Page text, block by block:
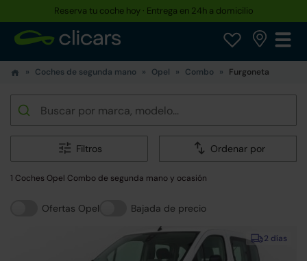
Reserva tu coche hoy · Entrega en 24h a domicilio
Coches de segunda mano Opel Combo Furgoneta
Filtros Ordenar por
1 Coches Opel Combo de segunda mano y ocasión
Ofertas Opel Bajada de precio
2 días